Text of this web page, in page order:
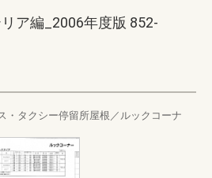
ア編_2006年度版 852-
タクシー停留所屋根／ルックコーナ